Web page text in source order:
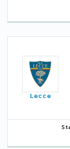
Lecce